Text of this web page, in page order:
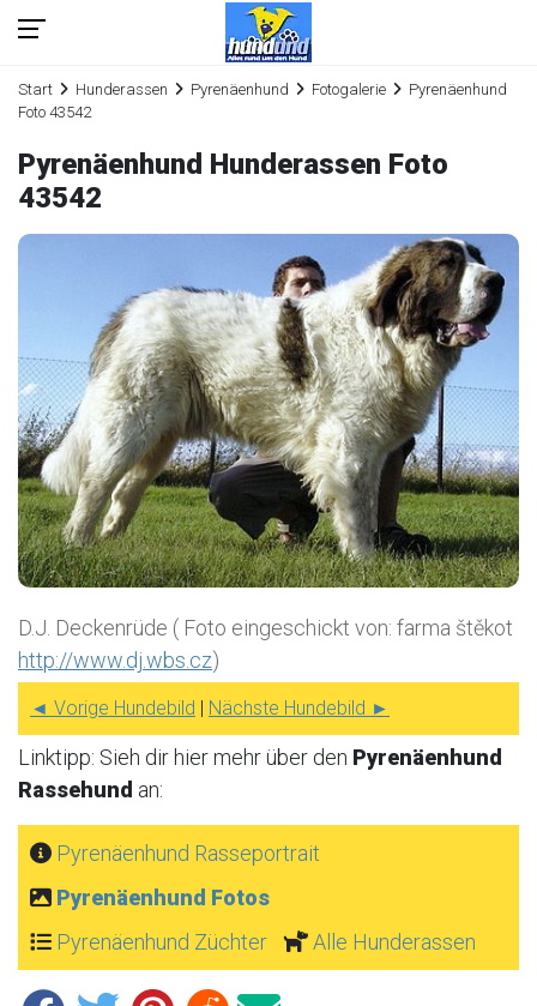
Start Hunderassen Pyrenäenhund Fotogalerie
Pyrenäenhund
Foto 43542
Pyrenäenhund Hunderassen Foto
43542
D.J. Deckenrüde ( Foto eingeschickt von: farma štěkot
http://www.dj.wbs.cz)
◄ Vorige Hundebild Nächste Hundebild ►
Linktipp: Sieh dir hier mehr über den Pyrenäenhund
Rassehund an:
Pyrenäenhund Rasseportrait
Pyrenäenhund Fotos
Pyrenäenhund Züchter
Alle Hunderassen